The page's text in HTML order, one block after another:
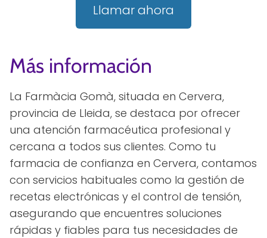
Llamar ahora
Más información
La Farmàcia Gomà, situada en Cervera,
provincia de Lleida, se destaca por ofrecer
una atención farmacéutica profesional y
cercana a todos sus clientes. Como tu
farmacia de confianza en Cervera, contamos
con servicios habituales como la gestión de
recetas electrónicas y el control de tensión,
asegurando que encuentres soluciones
rápidas y fiables para tus necesidades de